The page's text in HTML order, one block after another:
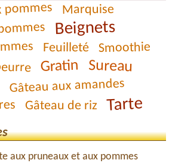
pommes Marquise
Beignets
Feuilleté Smoothie
Gratin Sureau
Gâteau aux amandes
Gâteau de riz Tarte
aux pruneaux et aux pommes